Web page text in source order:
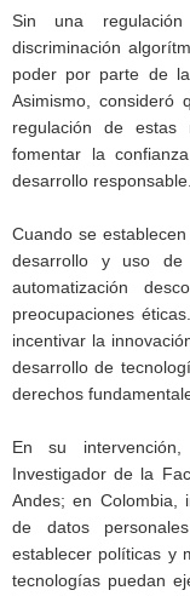
Sin una
discriminación
poder por parte de
Asimismo, consideró
regulación de estas
fomentar la
desarrollo responsable.
Cuando se
desarrollo y uso
automatización
preocupaciones
incentivar la
desarrollo de
derechos
En su
Investigador de la
Andes; en Colombia,
de datos
establecer políticas y
tecnologías puedan